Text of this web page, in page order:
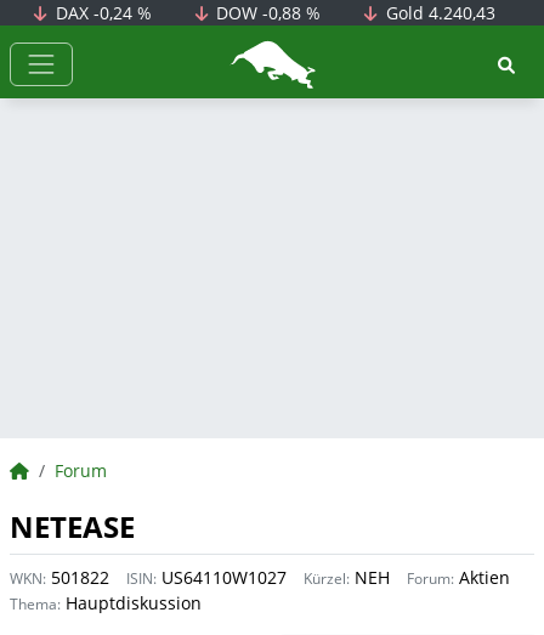
DAX -0,24 % DOW-0,88 % Gold 4.240,43
BörsenNEWS.de
BörsenNEWS.de
Forum
NETEASE
WKN: 501822 ISIN: US64110W1027 Kürzel: NEH Forum: Aktien
Thema: Hauptdiskussion